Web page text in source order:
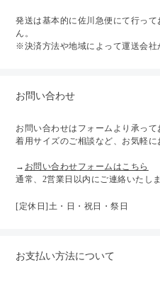
発送は基本的に佐川急便にて行っ
ん。
※決済方法や地域によって運送会社
お問い合わせ
お問い合わせはフォームより承って
着用サイズのご相談など、お気軽に
→ お問い合わせフォームはこちら
通常、2営業日以内にご連絡いたしま
[定休日]土・日・祝日・祭日
お支払い方法について